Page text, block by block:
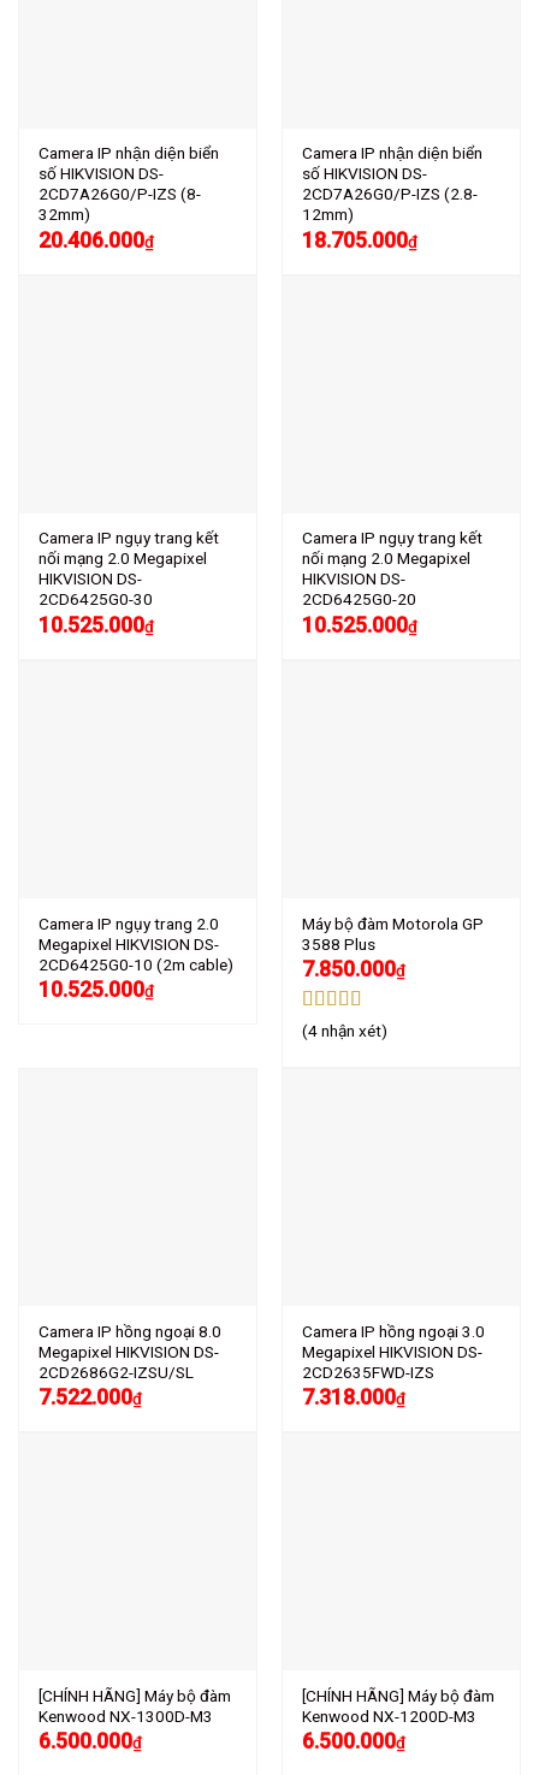
Camera IP nhận diện biển
số HIKVISION DS-
2CD7A26G0/P-IZS (8-
32mm)
20.406.000₫
Camera IP nhận diện biển
số HIKVISION DS-
2CD7A26G0/P-IZS (2.8-
12mm)
18.705.000₫
Camera IP ngụy trang kết
nối mạng 2.0 Megapixel
HIKVISION DS-
2CD6425G0-30
10.525.000₫
Camera IP ngụy trang kết
nối mạng 2.0 Megapixel
HIKVISION DS-
2CD6425G0-20
10.525.000₫
Camera IP ngụy trang 2.0
Megapixel HIKVISION DS-
2CD6425G0-10 (2m cable)
10.525.000₫
Máy bộ đàm Motorola GP
3588 Plus
7.850.000₫
Được xếp
hạng
5
(4 nhận xét)
Camera IP hồng ngoại 8.0
Megapixel HIKVISION DS-
2CD2686G2-IZSU/SL
7.522.000₫
Camera IP hồng ngoại 3.0
Megapixel HIKVISION DS-
2CD2635FWD-IZS
7.318.000₫
[CHÍNH HÃNG] Máy bộ đàm
Kenwood NX-1300D-M3
6.500.000₫
[CHÍNH HÃNG] Máy bộ đàm
Kenwood NX-1200D-M3
6.500.000₫